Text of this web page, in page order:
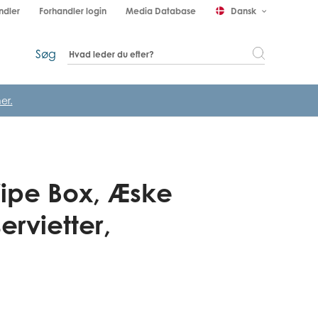
Forhandler login Media Database Dansk keyboard_arrow_down
Søg
Box, Æske